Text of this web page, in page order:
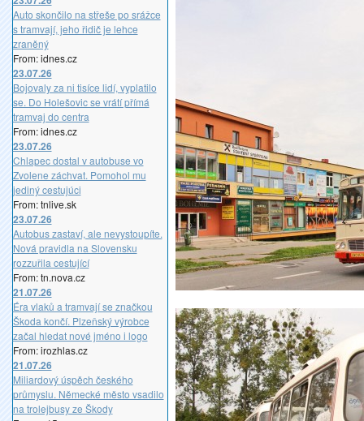
Auto skončilo na střeše po srážce
s tramvají, jeho řidič je lehce
zraněný
From: idnes.cz
23.07.26
Bojovaly za ni tisíce lidí, vyplatilo
se. Do Holešovic se vrátí přímá
tramvaj do centra
From: idnes.cz
23.07.26
Chlapec dostal v autobuse vo
Zvolene záchvat. Pomohol mu
jediný cestujúci
From: tnlive.sk
23.07.26
Autobus zastaví, ale nevystoupíte.
Nová pravidla na Slovensku
rozzuřila cestující
From: tn.nova.cz
21.07.26
Éra vlaků a tramvají se značkou
Škoda končí. Plzeňský výrobce
začal hledat nové jméno i logo
From: irozhlas.cz
21.07.26
Miliardový úspěch českého
průmyslu. Německé město vsadilo
na trolejbusy ze Škody